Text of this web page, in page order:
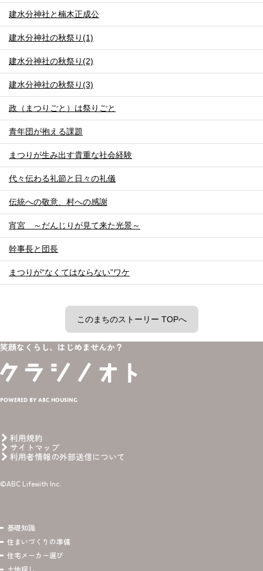
建水分神社と楠木正成公
建水分神社の秋祭り(1)
建水分神社の秋祭り(2)
建水分神社の秋祭り(3)
政（まつりごと）は祭りごと
青年団が抱える課題
まつりが生み出す貴重な社会経験
代々伝わる礼節と日々の礼儀
伝統への敬意、村への感謝
宵宮 ～だんじりが見て来た光景～
幹事長と団長
まつりが“なくてはならない”ワケ
このまちのストーリー TOPへ
笑顔なくらし、はじめませんか？
Powered by ABC HOUSING
利用規約
サイトマップ
利用者情報の外部送信について
©ABC Lifewith Inc.
基礎知識
住まいづくりの準備
住宅メーカー選び
土地探し